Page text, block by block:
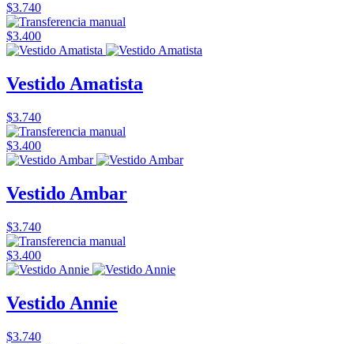
$3.740
$3.400
Vestido Amatista
$3.740
$3.400
Vestido Ambar
$3.740
$3.400
Vestido Annie
$3.740